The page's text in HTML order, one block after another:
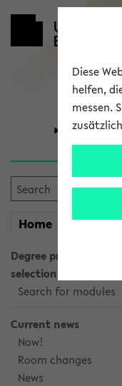
University
Home myeKVV
Degree programme
selection
Search for modules
Current news
Now!
Room changes
News
Diese
helfen,
messen.